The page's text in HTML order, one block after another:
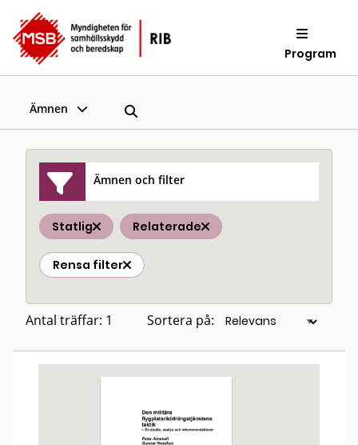
Program
Ämnen
Ämnen och filter
Statlig Relaterade
Rensa filter
Antal träffar: 1 Sortera på: